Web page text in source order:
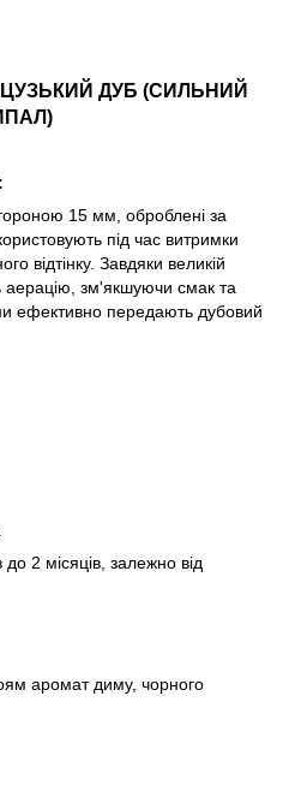
ДУБ (СИЛЬНИЙ
15 мм, оброблені за
під час витримки
відтінку. Завдяки великій
аерацію, зм'якшуючи смак та
ефективно передають дубовий
2 місяців, залежно від
аромат диму, чорного